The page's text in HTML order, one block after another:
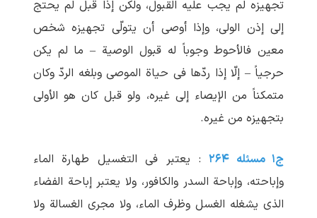
تجهیزه لم یجب علیه القبول، ولکن إذا قبل لم‏ یحتج
إلی إذن الولی، وإذا أوصی أن یتولّی تجهیزه شخص
معین فالأحوط وجوباً له قبول الوصیة – ما لم یکن
حرجیاً – إلّا إذا ردّها فی حیاة الموصی وبلغه الردّ وکان
متمکناً من الإیصاء إلی غیره، ولو قبل کان هو الأولی
بتجهیزه من غیره.
ج۱ مسئله ۲۶۴
: یعتبر فی التغسیل طهارة الماء
وإباحته، وإباحة السدر والکافور، ولا یعتبر إباحة الفضاء
الذی یشغله الغسل وظرف الماء، ولا مجری الغسالة ولا